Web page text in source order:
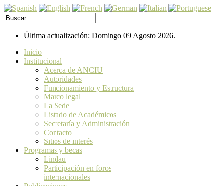
Última actualización: Domingo 09 Agosto 2026.
Inicio
Institucional
Acerca de ANCIU
Autoridades
Funcionamiento y Estructura
Marco legal
La Sede
Listado de Académicos
Secretaría y Administración
Contacto
Sitios de interés
Programas y becas
Lindau
Participación en foros
internacionales